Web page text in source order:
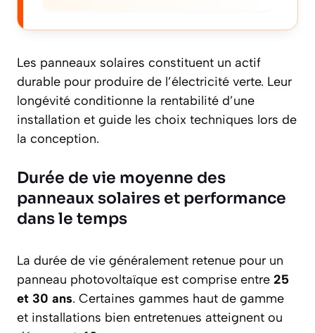
Les panneaux solaires constituent un actif
durable pour produire de l’électricité verte. Leur
longévité conditionne la rentabilité d’une
installation et guide les choix techniques lors de
la conception.
Durée de vie moyenne des
panneaux solaires et performance
dans le temps
La durée de vie généralement retenue pour un
panneau photovoltaïque est comprise entre 25
et 30 ans. Certaines gammes haut de gamme
et installations bien entretenues atteignent ou